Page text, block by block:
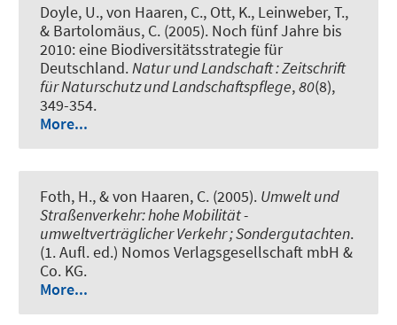
Doyle, U., von Haaren, C., Ott, K., Leinweber, T.,
& Bartolomäus, C. (2005). Noch fünf Jahre bis
2010: eine Biodiversitätsstrategie für
Deutschland.Natur und Landschaft : Zeitschrift
für Naturschutz und Landschaftspflege,80(8),
349-354.
More...
Foth, H., & von Haaren, C. (2005). Umwelt und
Straßenverkehr: hohe Mobilität -
umweltverträglicher Verkehr ; Sondergutachten.
(1. Aufl. ed.) Nomos Verlagsgesellschaft mbH &
Co. KG.
More...